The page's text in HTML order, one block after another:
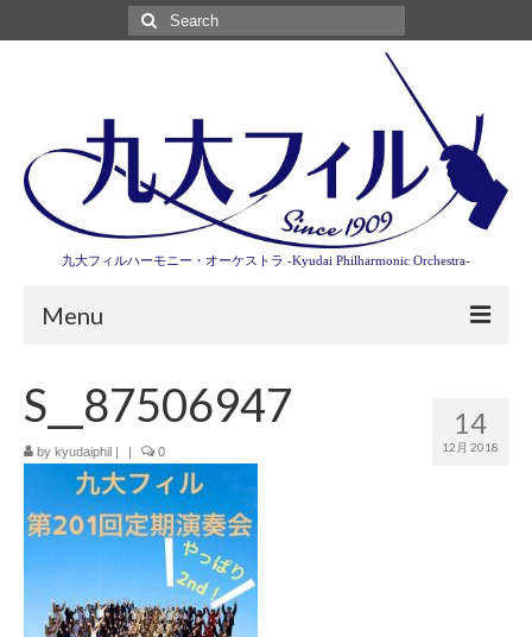
Search
for:
九大フィルハーモニー・オーケストラ -Kyudai Philharmonic Orchestra-
Menu
演奏会情報
卒業記念演奏会2027
九大フィルとは
九大フィルの歴史
ご寄付のお願い
14
12月 2018
S__87506947
by kyudaiphil 0